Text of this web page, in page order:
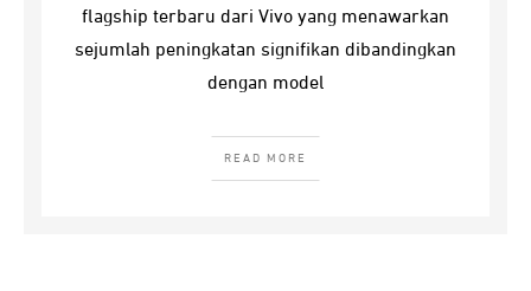
flagship terbaru dari Vivo yang menawarkan
sejumlah peningkatan signifikan dibandingkan
dengan model
READ MORE